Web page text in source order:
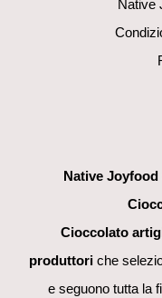
Native
Native Joyfood
Cioccolato
produttori che
e seguono tutta la